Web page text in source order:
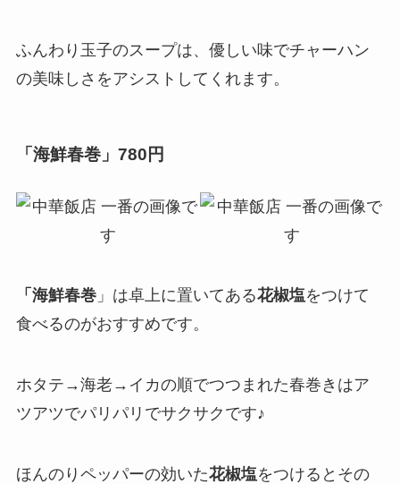
ふんわり玉子のスープは、優しい味でチャーハン
の美味しさをアシストしてくれます。
「海鮮春巻」780円
「海鮮春巻」は卓上に置いてある花椒塩をつけて
食べるのがおすすめです。
ホタテ→海老→イカの順でつつまれた春巻きはア
ツアツでパリパリでサクサクです♪
ほんのりペッパーの効いた花椒塩をつけるとその